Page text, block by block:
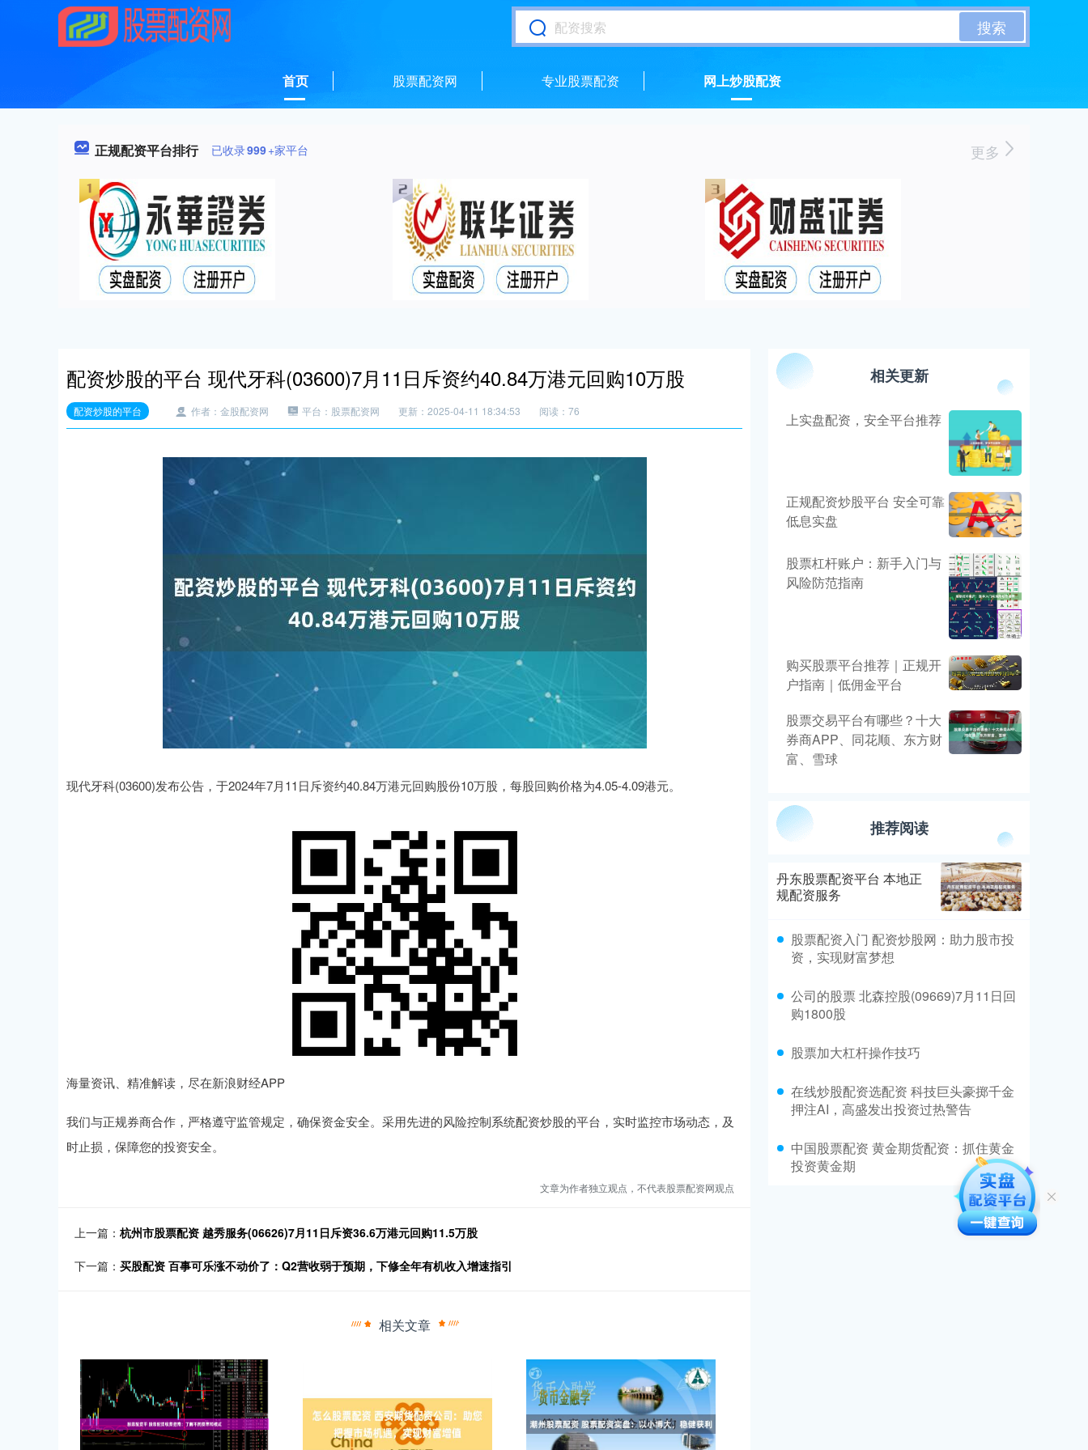
搜索
首页 股票配资网 专业股票配资 网上炒股配资
正规配资平台排行 已收录999+家平台 更多
配资炒股的平台 现代牙科(03600)7月11日斥资约40.84万港元回购10万股
配资炒股的平台 作者：金股配资网 平台：股票配资网 更新：2025-04-11 18:34:53 阅读：76
现代牙科(03600)发布公告，于2024年7月11日斥资约40.84万港元回购股份10万股，每股回购价格为4.05-4.09港元。
海量资讯、精准解读，尽在新浪财经APP
我们与正规券商合作，严格遵守监管规定，确保资金安全。采用先进的风险控制系统配资炒股的平台，实时监控市场动态，及
时止损，保障您的投资安全。
文章为作者独立观点，不代表股票配资网观点
上一篇： 杭州市股票配资 越秀服务(06626)7月11日斥资36.6万港元回购11.5万股
下一篇： 买股配资 百事可乐涨不动价了：Q2营收弱于预期，下修全年有机收入增速指引
相关文章
相关更新
上实盘配资，安全平台推荐
正规配资炒股平台 安全可靠
低息实盘
股票杠杆账户：新手入门与
风险防范指南
购买股票平台推荐｜正规开
户指南｜低佣金平台
股票交易平台有哪些？十大
券商APP、同花顺、东方财
富、雪球
推荐阅读
丹东股票配资平台 本地正
规配资服务
股票配资入门 配资炒股网：助力股市投
资，实现财富梦想
公司的股票 北森控股(09669)7月11日回
购1800股
股票加大杠杆操作技巧
在线炒股配资选配资 科技巨头豪掷千金
押注AI，高盛发出投资过热警告
中国股票配资 黄金期货配资：抓住黄金
投资黄金期